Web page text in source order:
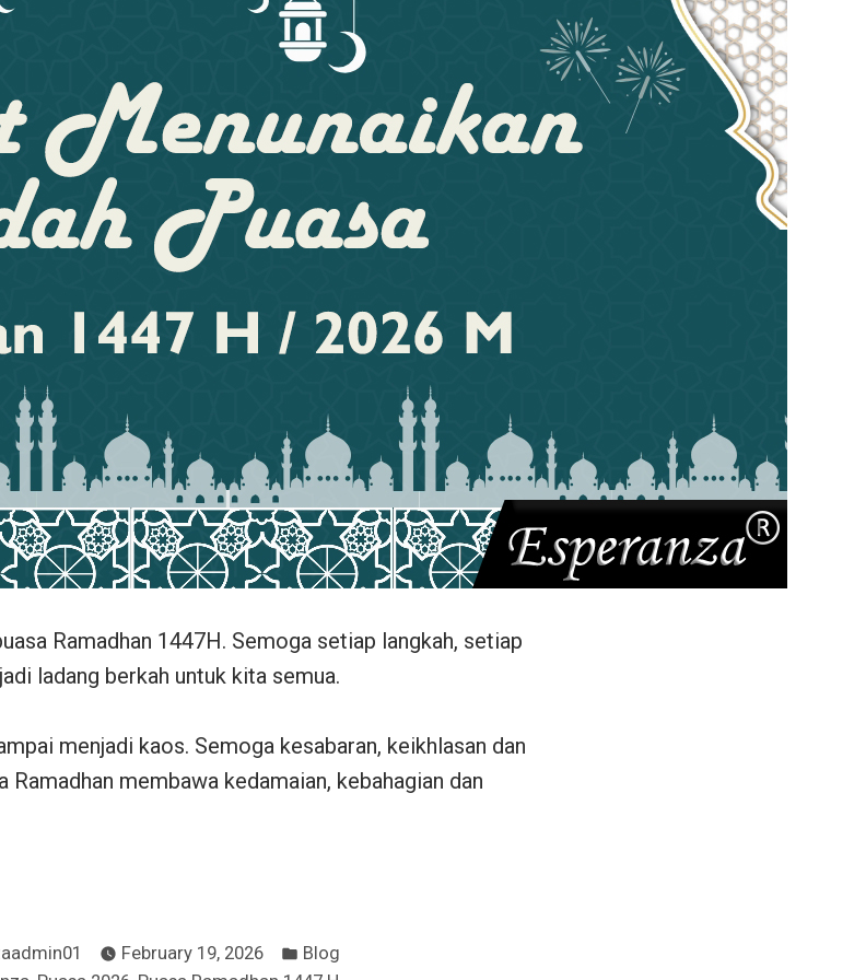
Ramadhan 1447H. Semoga setiap langkah, setiap
ladang berkah untuk kita semua.
menjadi kaos. Semoga kesabaran, keikhlasan dan
membawa kedamaian, kebahagian dan
February 19, 2026
Posted
Blog